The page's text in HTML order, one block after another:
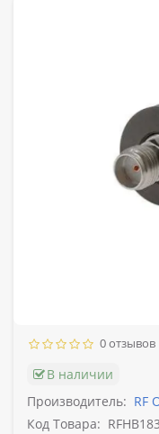
0 отзывов
В наличии
Производитель: RF
Код Товара: